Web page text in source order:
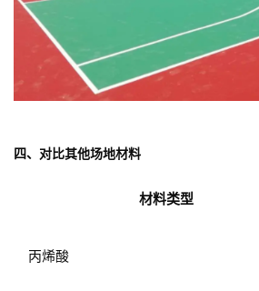
四、对比其他场地材料
材料类型
丙烯酸